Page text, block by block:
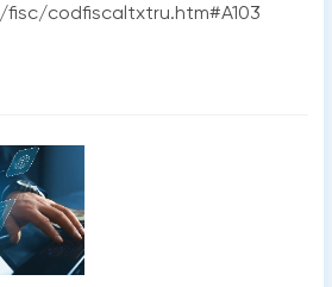
codfiscaltxtru.htm#A103